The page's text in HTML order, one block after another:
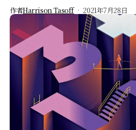
作者Harrison Tasoff 2021年7月28日